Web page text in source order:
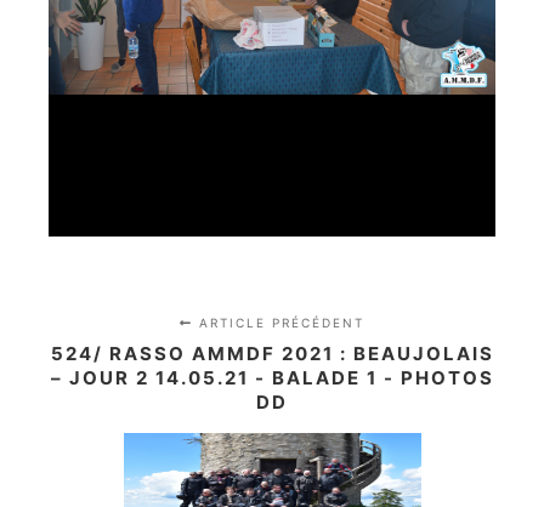
ARTICLE PRÉCÉDENT
524/ RASSO AMMDF 2021 : BEAUJOLAIS
– JOUR 2 14.05.21 - BALADE 1 - PHOTOS
DD